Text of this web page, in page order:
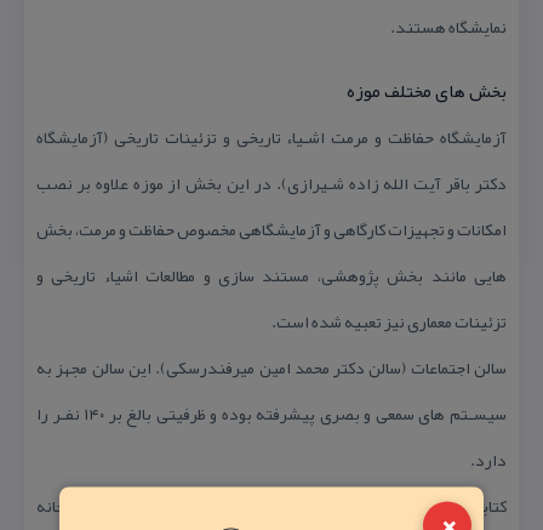
نمایشگاه هستند.
بخش های مختلف موزه
آزمایشگاه حفاظت و مرمت اشـیاء تاریخی و تزئینات تاریخی (آزمایشگاه
دكتر باقر آیت الله زاده شـیرازی). در این بخش از موزه علاوه بر نصب
امكانات و تجهیزات كارگاهی و آزمایشگاهی مخصوص حفاظت و مرمت، بخش
هایی مانند بخش پژوهشی، مستند سازی و مطالعات اشیاء تاریخی و
تزئینات معماری نیز تعبیه شده است.
سالن اجتماعات (سالن دكتر محمد امین میرفندرسكی). این سالن مجهز به
سیسـتم های سمعی و بصری پیشرفته بوده و ظرفیتی بالغ بر ۱۴۰ نفـر را
دارد.
كتابخانه تخصصی (كتابخانه مهندس سراج الدین كازرونی). این كتابخانه